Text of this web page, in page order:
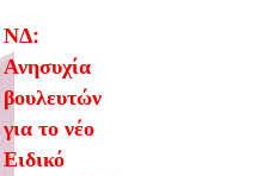
ΝΔ:
Ανησυχία
βουλευτών
για το νέο
Ειδικό